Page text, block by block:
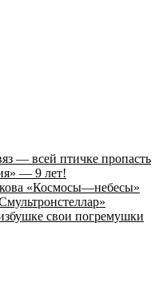
— всей птичке пропасть
— 9 лет!
«Космосы—небесы»
свои погремушки